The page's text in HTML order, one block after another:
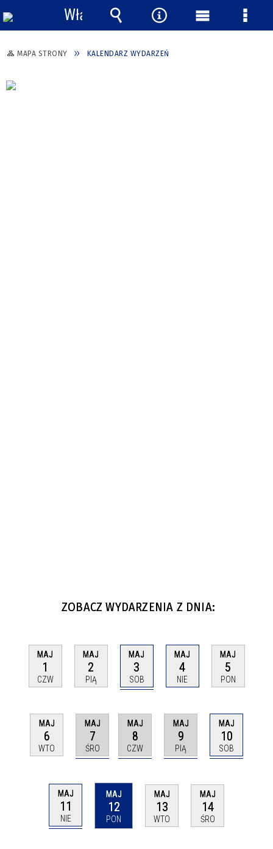
MAPA STRONY KALENDARZ WYDARZEŃ
ZOBACZ WYDARZENIA Z DNIA:
MAJ
1
CZW
MAJ
2
PIĄ
MAJ
3
SOB
MAJ
4
NIE
MAJ
5
PON
MAJ
6
WTO
MAJ
7
ŚRO
MAJ
8
CZW
MAJ
9
PIĄ
MAJ
10
SOB
MAJ
11
NIE
MAJ
12
PON
MAJ
13
WTO
MAJ
14
ŚRO
Włącz
powiadomienia
Wyszukiwarka
Narzędzia
Menu Menu